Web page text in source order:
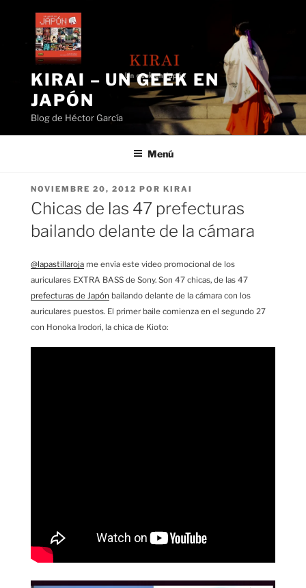
contenido
KIRAI – UN GEEK EN
JAPÓN
Blog de Héctor García
Menú
PUBLICADO
EL
NOVIEMBRE 20, 2012 POR KIRAI
Chicas de las 47 prefecturas
bailando delante de la cámara
@lapastillaroja me envía este video promocional de los
auriculares EXTRA BASS de Sony. Son 47 chicas, de las 47
prefecturas de Japón bailando delante de la cámara con los
auriculares puestos. El primer baile comienza en el segundo 27
con Honoka Irodori, la chica de Kioto: